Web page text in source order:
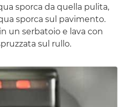
sporca da quella pulita,
sporca sul pavimento.
un serbatoio e lava con
sul rullo.